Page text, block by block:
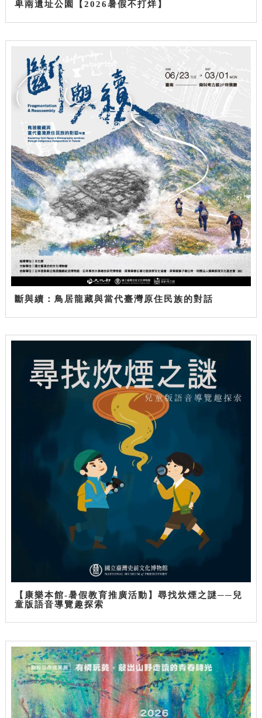
卑南遺址公園【2026暑假不打烊】
斷與續：鳥居龍藏與當代臺灣原住民族的對話
【康樂本館-暑假教育推廣活動】尋找炊煙之謎──兒
童版語音導覽趣探索